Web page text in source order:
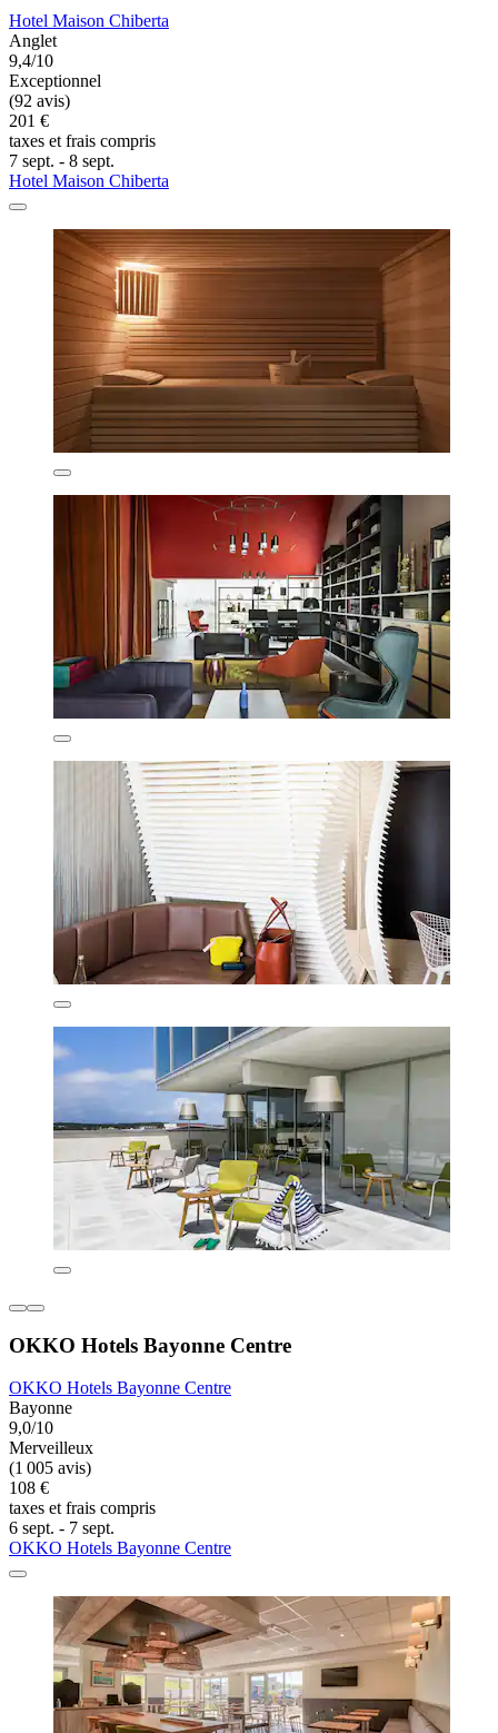
Hotel Maison Chiberta
Anglet
9,4/10
Exceptionnel
(92 avis)
201 €
taxes et frais compris
7 sept. - 8 sept.
Hotel Maison Chiberta
OKKO Hotels Bayonne Centre
OKKO Hotels Bayonne Centre
Bayonne
9,0/10
Merveilleux
(1 005 avis)
108 €
taxes et frais compris
6 sept. - 7 sept.
OKKO Hotels Bayonne Centre